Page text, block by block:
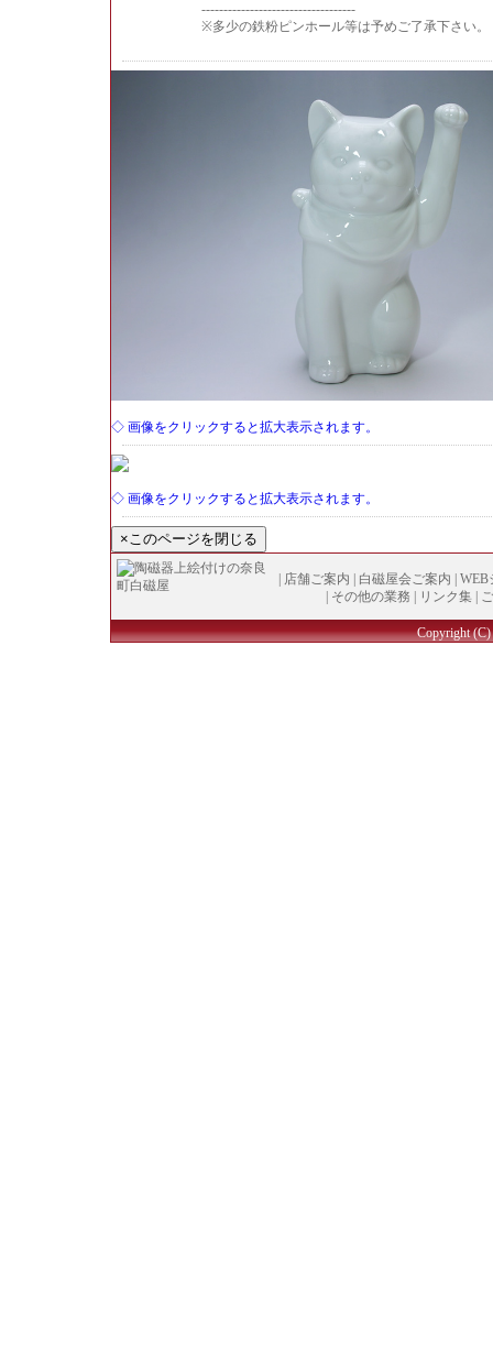
-----------------------------------
※多少の鉄粉ピンホール等は予めご了承下さい。
◇ 画像をクリックすると拡大表示されます。
◇ 画像をクリックすると拡大表示されます。
| 店舗ご案内 | 白磁屋会ご案内 | WEB
| その他の業務 | リンク集 |
Copyright (C)